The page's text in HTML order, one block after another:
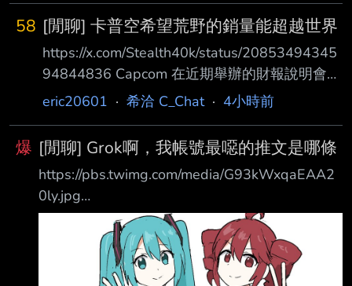
58 [閒聊] 卡普空希望荒野的銷量能超越世界
https://x.com/Stealth40k/status/20853494345
94844836 Capcom 在近期舉辦的財報說明會問
答環節中，告訴投資者他們的目標是讓《魔物獵
量。 「隨著效能問題的改善，已使《魔物獵
人：荒野》銷售表現有回升的趨勢。DLC的推出
以 及售價的調整也獲得了一定的反響，未來我
們將持續進行遊戲效能的優化，中希望在中長
期能使《魔物獵人：荒野》的總銷量超越《魔物
獵人：世界》。」 - 荒野銷量依照26財年 Q3 財
報顯示已突破1100萬套
eric20601 · 希洽 C_Chat· 4小時前
爆 [閒聊] Grok啊，我帳號最噁的推文是哪條
https://pbs.twimg.com/media/G93kWxqaEAA2
0ly.jpg
https://x.com/tentenchan2525/status/20080124
35975016567
https://pbs.twimg.com/media/HPFjMf2acAALTjN